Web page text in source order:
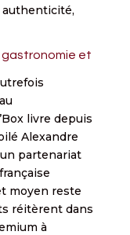
authenticité,
gastronomie et
livre depuis
Alexandre
partenariat
moyen reste
réitèrent dans
à